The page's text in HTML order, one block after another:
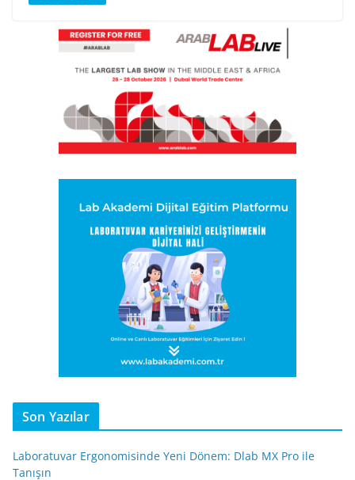
Son Yazılar
Laboratuvar Ergonomisinde Yeni Dönem: Dlab MX Pro ile
Tanışın